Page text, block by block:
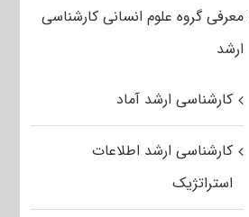
معرفی گروه علوم انسانی کارشناسی
ارشد
کارشناسی ارشد آماد
کارشناسی ارشد اطلاعات
استراتژیک